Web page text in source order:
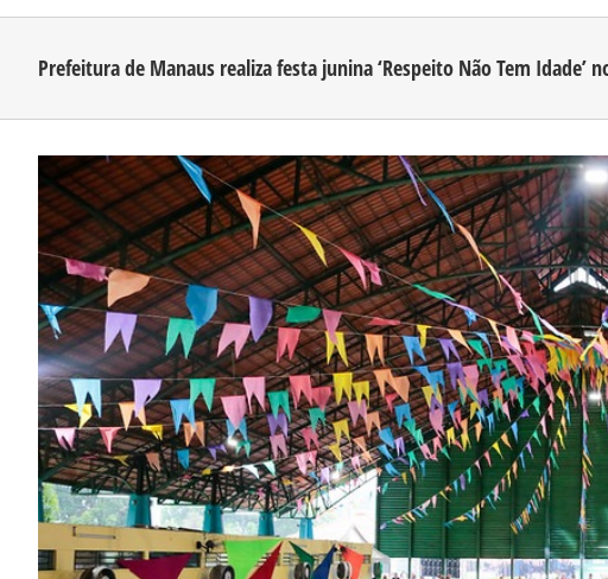
Prefeitura de Manaus realiza festa junina ‘Respeito Não Tem Idade’
View
Larger
Image